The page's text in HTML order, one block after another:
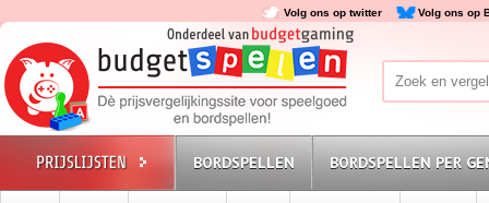
Volg ons op twitter Volg ons op
BORDSPELLEN BORDSPELLEN PER